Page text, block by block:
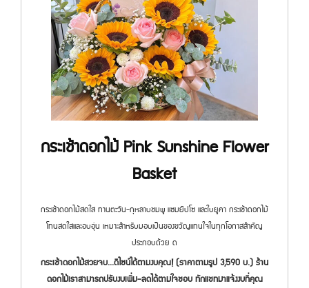
กระเช้าดอกไม้ Pink Sunshine Flower
Basket
กระเช้าดอกไม้สดใส ทานตะวัน-กุหลาบชมพู แซมยิปโซ และใบยูคา กระเช้าดอกไม้
โทนสดใสและอบอุ่น เหมาะสำหรับมอบเป็นของขวัญแทนใจในทุกโอกาสสำคัญ
ประกอบด้วย ด
กระเช้าดอกไม้สวยจบ...ดีไซน์ได้ตามงบคุณ! (ราคาตามรูป 3,590 บ.) ร้าน
ดอกไม้เราสามารถปรับงบเพิ่ม-ลดได้ตามใจชอบ ทักแชทมาแจ้งงบที่คุณ